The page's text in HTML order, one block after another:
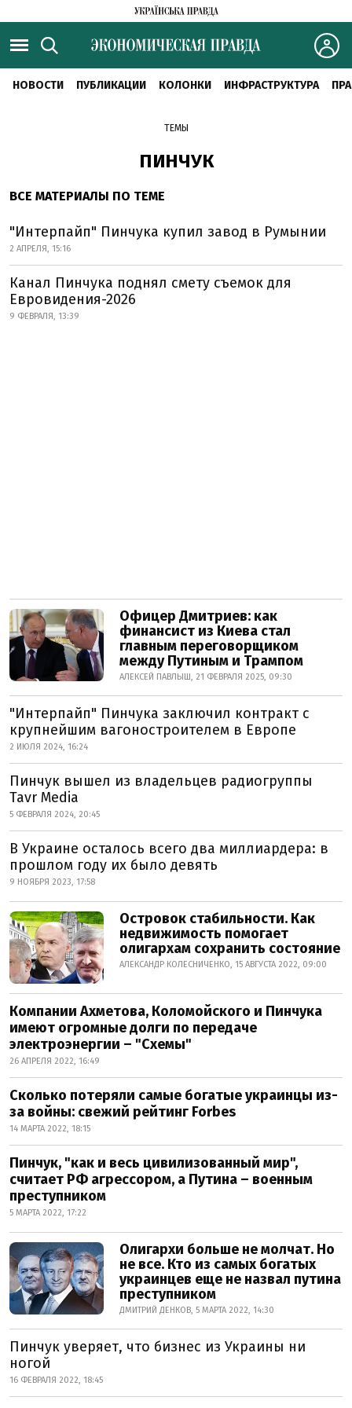
НОВОСТИ ПУБЛИКАЦИИ КОЛОНКИ ИНФРАСТРУКТУРА
ТЕМЫ
ПИНЧУК
ВСЕ МАТЕРИАЛЫ ПО ТЕМЕ
"Интерпайп" Пинчука купил завод в Румынии
2 АПРЕЛЯ, 15:16
Канал Пинчука поднял смету съемок для
Евровидения-2026
9 ФЕВРАЛЯ, 13:39
Офицер Дмитриев: как
финансист из Киева стал
главным переговорщиком
между Путиным и Трампом
АЛЕКСЕЙ ПАВЛЫШ, 21 ФЕВРАЛЯ 2025, 09:30
"Интерпайп" Пинчука заключил контракт с
крупнейшим вагоностроителем в Европе
2 ИЮЛЯ 2024, 16:24
Пинчук вышел из владельцев радиогруппы
Tavr Media
5 ФЕВРАЛЯ 2024, 20:45
В Украине осталось всего два миллиардера: в
прошлом году их было девять
9 НОЯБРЯ 2023, 17:58
Островок стабильности. Как
недвижимость помогает
олигархам сохранить состояние
АЛЕКСАНДР КОЛЕСНИЧЕНКО, 15 АВГУСТА 2022, 09:00
Компании Ахметова, Коломойского и Пинчука
имеют огромные долги по передаче
электроэнергии – "Схемы"
26 АПРЕЛЯ 2022, 16:49
Сколько потеряли самые богатые украинцы из-
за войны: свежий рейтинг Forbes
14 МАРТА 2022, 18:15
Пинчук, "как и весь цивилизованный мир",
считает РФ агрессором, а Путина – военным
преступником
5 МАРТА 2022, 17:22
Олигархи больше не молчат. Но
не все. Кто из самых богатых
украинцев еще не назвал путина
преступником
ДМИТРИЙ ДЕНКОВ, 5 МАРТА 2022, 14:30
Пинчук уверяет, что бизнес из Украины ни
ногой
16 ФЕВРАЛЯ 2022, 18:45